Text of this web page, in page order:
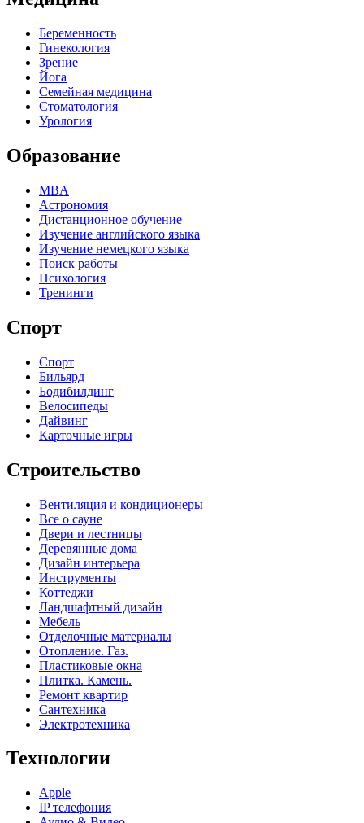
Беременность
Гинекология
Зрение
Йога
Семейная медицина
Стоматология
Урология
Образование
MBA
Астрономия
Дистанционное обучение
Изучение английского языка
Изучение немецкого языка
Поиск работы
Психология
Тренинги
Спорт
Спорт
Бильярд
Бодибилдинг
Велосипеды
Дайвинг
Карточные игры
Строительство
Вентиляция и кондиционеры
Все о сауне
Двери и лестницы
Деревянные дома
Дизайн интерьера
Инструменты
Коттеджи
Ландшафтный дизайн
Мебель
Отделочные материалы
Отопление. Газ.
Пластиковые окна
Плитка. Камень.
Ремонт квартир
Сантехника
Электротехника
Технологии
Apple
IP телефония